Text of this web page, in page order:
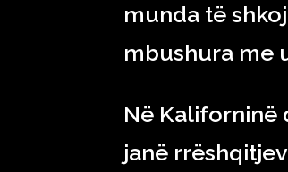
munda të
mbushura me
Në Kaliforninë
janë